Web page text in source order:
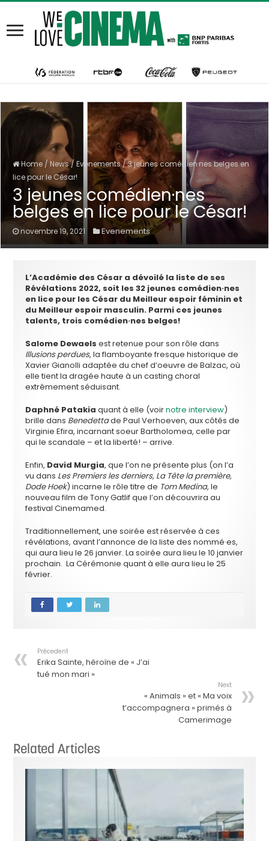
Home / News/ Evenements/3 jeunes comédien·nes belges en
lice pour le César!
3 jeunes comédien·nes
belges en lice pour le César!
novembre 19, 2021 Evenements
L’Académie des César a dévoilé la liste de ses
Révélations 2022, soit les 32 jeunes comédien·nes
en lice pour les César du Meilleur espoir féminin et
du Meilleur espoir masculin. Parmi ces jeunes
talents, trois comédien·nes belges!
Salome Dewaels est retenue pour son rôle dans
Illusions perdues, la flamboyante fresque historique de
Xavier Gianolli adaptée du chef d’oeuvre de Balzac, où
elle tient la dragée haute à un casting choral
extrêmement séduisant.
Daphné Patakia quant à elle (voirnotre interview)
brille dans Benedettade Paul Verhoeven, aux côtés de
Virginie Efira, incarnant soeur Bartholomea, celle par
qui le scandale – et la liberté! – arrive.
Enfin, David Murgia, que l’on ne présente plus (on l’a
vu dans Les Premiers les derniers, La Tête la première,
Dode Hoek) incarne le rôle titre de Tom Medina, le
nouveau film de Tony Gatlif que l’on découvrira au
festival Cinemamed.
Traditionnellement, une soirée est réservée à ces
révélations, avant l’annonce de la liste des nommé·es,
qui aura lieu le 26 janvier. La soirée aura lieu le 10 janvier
prochain. La Cérémonie quant à elle aura lieu le 25
février.
Précedent
Erika Sainte, héroïne de « J’ai
tué mon mari »
Next
« Animals » et « Ma voix
t’accompagnera » primés à
Camerimage
Related Articles